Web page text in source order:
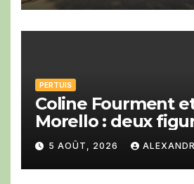
PERTUIS
Coline Fourment
Morello : deux
montantes du jazz
Band festival de
5 AOÛT, 2026